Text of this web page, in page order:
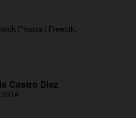
Photos | Freepik.
Castro Diez